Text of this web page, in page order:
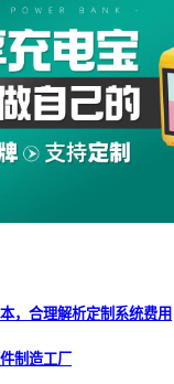
，合理解析定制系统费用
制造工厂